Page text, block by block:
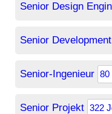
Senior Design
Senior
Senior-Ingenieur 80
Senior Projekt 322